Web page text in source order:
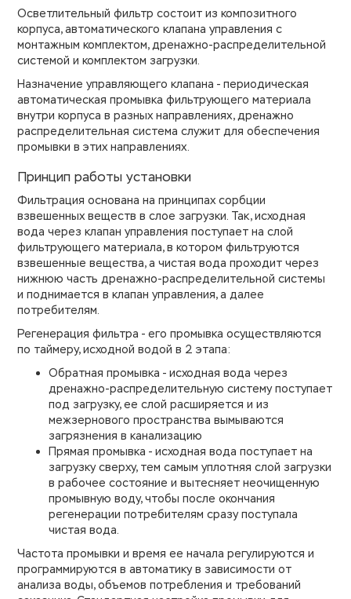
Осветлительный фильтр состоит из композитного
корпуса, автоматического клапана управления с
монтажным комплектом, дренажно-распределительной
системой и комплектом загрузки.
Назначение управляющего клапана - периодическая
автоматическая промывка фильтрующего материала
внутри корпуса в разных направлениях, дренажно
распределительная система служит для обеспечения
промывки в этих направлениях.
Принцип работы установки
Фильтрация основана на принципах сорбции
взвешенных веществ в слое загрузки. Так, исходная
вода через клапан управления поступает на слой
фильтрующего материала, в котором фильтруются
взвешенные вещества, а чистая вода проходит через
нижнюю часть дренажно-распределительной системы
и поднимается в клапан управления, а далее
потребителям.
Регенерация фильтра - его промывка осуществляются
по таймеру, исходной водой в 2 этапа:
Обратная промывка - исходная вода через
дренажно-распределительную систему поступает
под загрузку, ее слой расширяется и из
межзернового пространства вымываются
загрязнения в канализацию
Прямая промывка - исходная вода поступает на
загрузку сверху, тем самым уплотняя слой загрузки
в рабочее состояние и вытесняет неочищенную
промывную воду, чтобы после окончания
регенерации потребителям сразу поступала
чистая вода.
Частота промывки и время ее начала регулируются и
программируются в автоматику в зависимости от
анализа воды, объемов потребления и требований